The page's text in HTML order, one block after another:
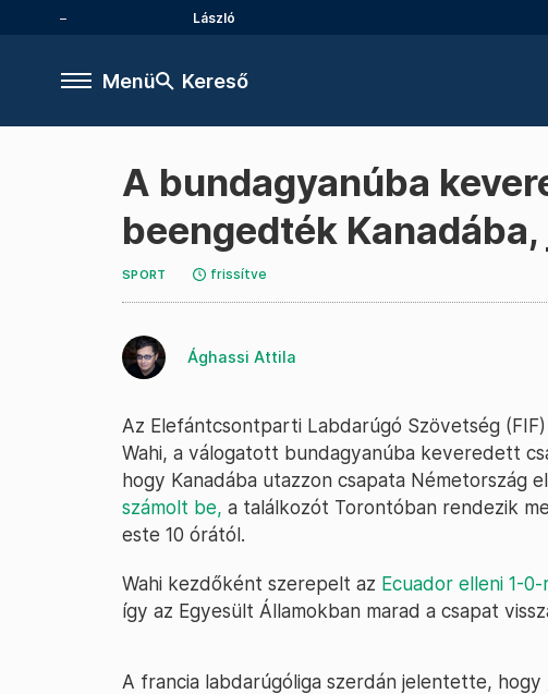
László
Menü Kereső
A bundagyanúba
beengedték
SPORT frissítve
Ághassi Attila
Az Elefántcsontparti Labdarúgó Szövetség
Wahi, a válogatott bundagyanúba keveredett
hogy Kanadába utazzon csapata Németország
számolt be, a találkozót Torontóban rendezik
este 10 órától.
Wahi kezdőként szerepelt az Ecuador elleni 1-
így az Egyesült Államokban marad a csapat
A francia labdarúgóliga szerdán jelentette,